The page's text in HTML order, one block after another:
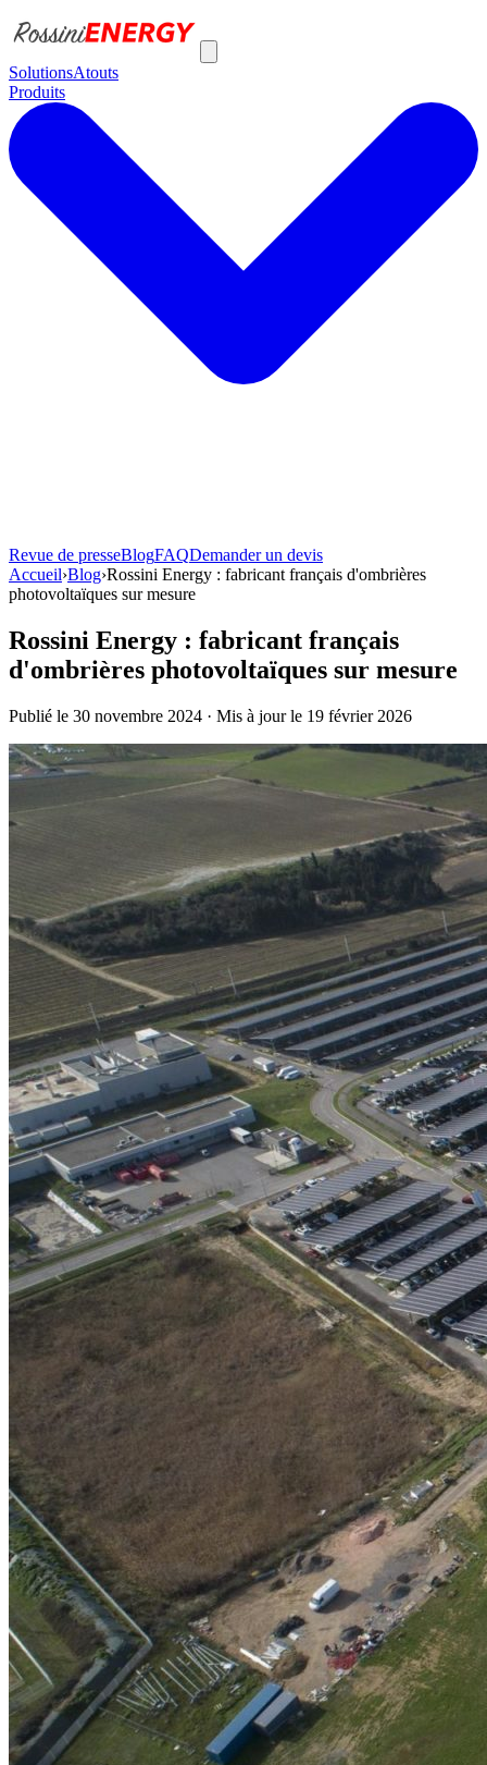
SolutionsAtouts
Produits
Revue de presseBlogFAQDemander un devis
SolutionsAtouts
Produits
Bornes de recharge
Toutes les bornesComparer tous les modèlesTerza®Borne sur pied
achat
Ombrières solaires
Carport Solaire TOSSO
Ombrière + recharge pilotée
Ombrière bois
Revue de presse
Demander un devis
Accueil›Blog›Rossini Energy : fabricant français d'ombrières
photovoltaïques sur mesure
Rossini Energy : fabricant français
d'ombrières photovoltaïques sur mesure
Publié le 30 novembre 2024 · Mis à jour le 19 février 2026